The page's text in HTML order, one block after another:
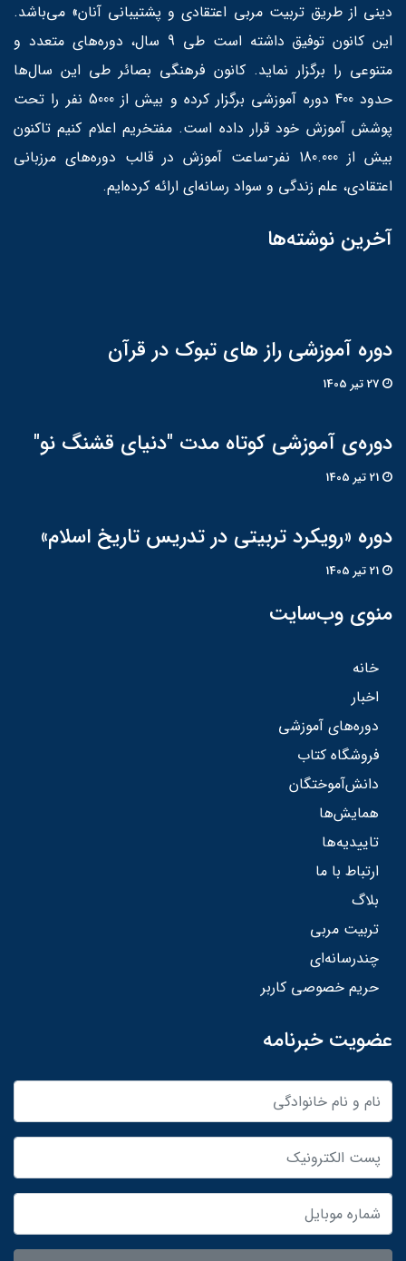
دینی از طریق تربیت مربی اعتقادی و پشتیبانی آنان» می‌باشد.
این کانون توفیق داشته است طی 9 سال، دوره‌های متعدد و
متنوعی را برگزار نماید. کانون فرهنگی بصائر طی این سال‌ها
حدود 400 دوره آموزشی برگزار کرده و بیش از 5000 نفر را تحت
پوشش آموزش خود قرار داده است. مفتخریم اعلام کنیم تاکنون
بیش از 180.000 نفر-ساعت آموزش در قالب دوره‌های مرزبانی
اعتقادی، علم زندگی و سواد رسانه‌ای ارائه کرده‌ایم.
آخرین نوشته‌ها
دوره آموزشی راز های تبوک در قرآن
دوره‌ی آموزشی کوتاه مدت "دنیای قشنگ نو"
دوره «رویکرد تربیتی در تدریس تاریخ اسلام»
منوی وب‌سایت
خانه
اخبار
دوره‌های آموزشی
فروشگاه کتاب
دانش‌آموختگان
همایش‌ها
تاییدیه‌ها
ارتباط با ما
بلاگ
تربیت مربی
چندرسانه‌ای
حریم خصوصی کاربر
عضویت خبرنامه